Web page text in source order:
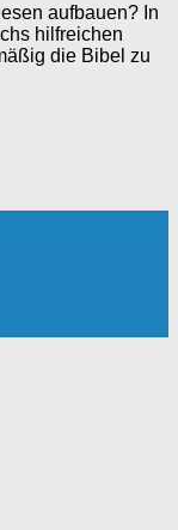
aufbauen? In
hilfreichen
die Bibel zu